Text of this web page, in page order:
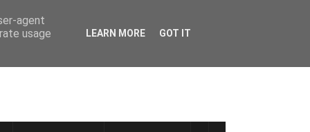
agent
usage
LEARN MORE GOT IT